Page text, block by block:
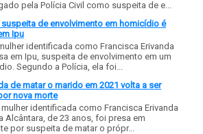
pela Polícia Civil como suspeita de e...
suspeita de envolvimento em homicídio é
Ipu
identificada como Francisca Erivanda
em Ipu, suspeita de envolvimento em um
Segundo a Polícia, ela foi...
de matar o marido em 2021 volta a ser
nova morte
identificada como Francisca Erivanda
Alcântara, de 23 anos, foi presa em
por suspeita de matar o própr...